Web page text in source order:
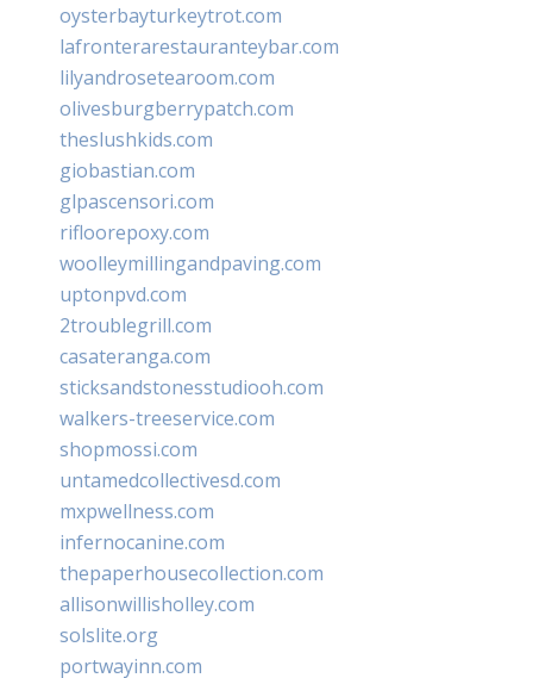
oysterbayturkeytrot.com
lafronterarestauranteybar.com
lilyandrosetearoom.com
olivesburgberrypatch.com
theslushkids.com
giobastian.com
glpascensori.com
rifloorepoxy.com
woolleymillingandpaving.com
uptonpvd.com
2troublegrill.com
casateranga.com
sticksandstonesstudiooh.com
walkers-treeservice.com
shopmossi.com
untamedcollectivesd.com
mxpwellness.com
infernocanine.com
thepaperhousecollection.com
allisonwillisholley.com
solslite.org
portwayinn.com